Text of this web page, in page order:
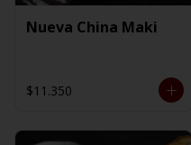
Nueva China Maki
$11.350